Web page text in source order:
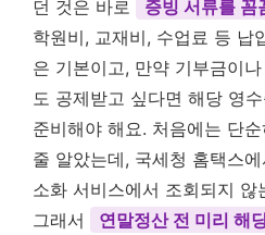
던 것은 바로
증빙 서류를 꼼
학원비, 교재비, 수업료 등 납
은 기본이고, 만약 기부금이
도 공제받고 싶다면 해당 영
준비해야 해요. 처음에는 단
줄 알았는데, 국세청 홈택스
소화 서비스에서 조회되지 않
그래서
연말정산 전 미리 해